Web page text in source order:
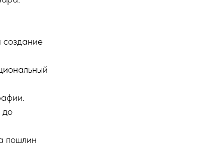
создание
до
пошлин